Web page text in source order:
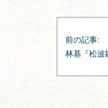
投
稿
ナ
ビ
前の記事:
林基『松波